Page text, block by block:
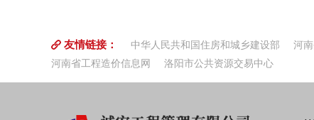
同价款的变更及索赔费用的计算四、工程监理对建
项监理服务；对施工阶段建设工程质量、进度、造价
行管理，对工程建设相关方的关系进行协调，并履
审与选址意见书、办理项目建设用地许可证手续、办
友情链接： 中华人民共和国住房和城乡建设部 河
河南省工程造价信息网
洛阳市公共资源交易中心